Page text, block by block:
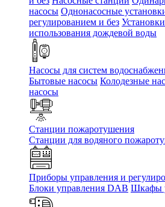
насосы Однонасосные
регулированием и без
использования дождевой воды
Насосы для систем
Бытовые насосы Колодезные
насосы
Станции пожаротушения
Станции для водяного
Приборы управления и
Блоки управления DAB Шкафы